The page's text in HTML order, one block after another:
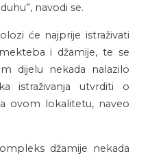
navodi se.
će najprije istraživati
i džamije, te se
dijelu nekada nalazilo
istraživanja utvrditi o
ovom lokalitetu, naveo
džamije nekada